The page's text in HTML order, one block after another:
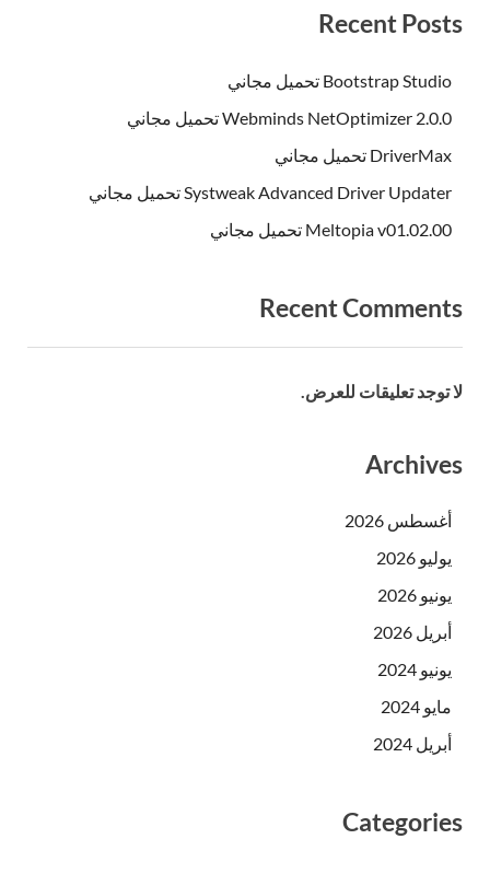
Recent Posts
Bootstrap Studio تحميل مجاني
Webminds NetOptimizer 2.0.0 تحميل مجاني
DriverMax تحميل مجاني
Systweak Advanced Driver Updater تحميل مجاني
Meltopia v01.02.00 تحميل مجاني
Recent Comments
لا توجد تعليقات للعرض.
Archives
أغسطس 2026
يوليو 2026
يونيو 2026
أبريل 2026
يونيو 2024
مايو 2024
أبريل 2024
Categories